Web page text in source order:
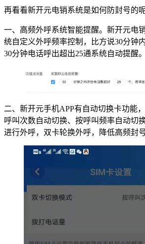
再看看新开元电销系统是如何防封号的呢
一、高频外呼系统智能提醒。新开元电
统自定义外呼频率控制，比方说30分钟
30分钟电话呼出超出25通系统自动提醒。
二、新开元手机APP有自动切换卡功能
呼叫次数自动切换、按呼叫频率自动切
进行外呼，双卡轮换外呼，降低高频封号